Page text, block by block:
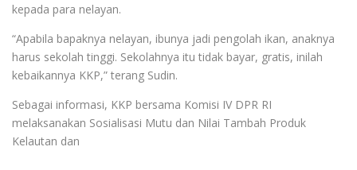
kepada para nelayan.
“Apabila bapaknya nelayan, ibunya jadi pengolah ikan, anaknya
harus sekolah tinggi. Sekolahnya itu tidak bayar, gratis, inilah
kebaikannya KKP,” terang Sudin.
Sebagai informasi, KKP bersama Komisi IV DPR RI
melaksanakan Sosialisasi Mutu dan Nilai Tambah Produk
Kelautan dan